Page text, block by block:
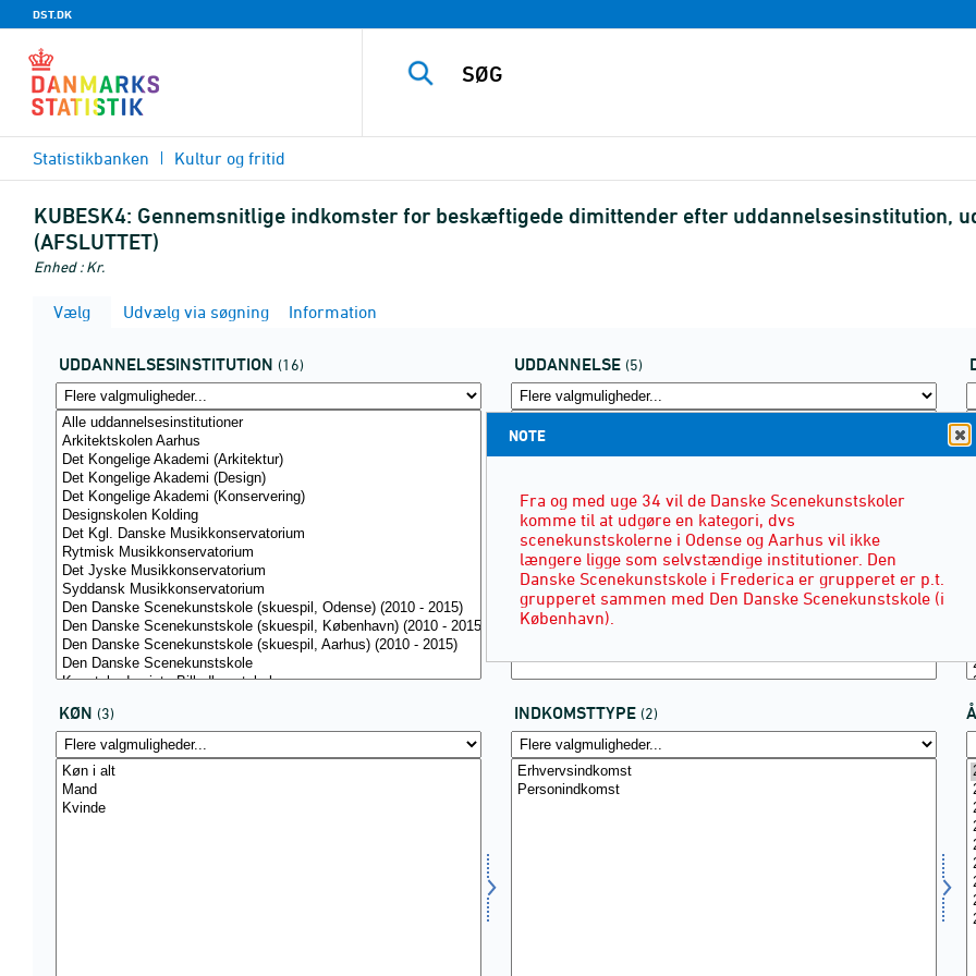
DST.DK
Statistikbanken Kultur og fritid
KUBESK4: Gennemsnitlige indkomster for beskæftigede dimittender efter uddannelsesinstitution,
(AFSLUTTET)
Enhed : Kr.
Vælg Udvælg via søgning Information
UDDANNELSESINSTITUTION (16) UDDANNELSE (5)
KØN (3) INDKOMSTTYPE (2)
NOTE
Fra og med uge 34 vil de Danske Scenekunstskoler
komme til at udgøre en kategori, dvs
scenekunstskolerne i Odense og Aarhus vil ikke
længere ligge som selvstændige institutioner. Den
Danske Scenekunstskole i Frederica er grupperet er p.t.
grupperet sammen med Den Danske Scenekunstskole (i
København).